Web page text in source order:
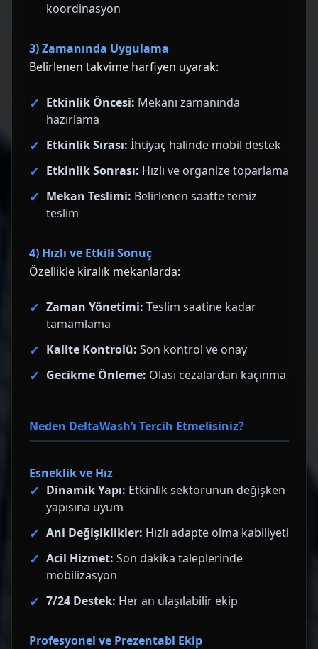
koordinasyon
3) Zamanında Uygulama
Belirlenen takvime harfiyen uyarak:
Etkinlik Öncesi: Mekanı zamanında
hazırlama
Etkinlik Sırası: İhtiyaç halinde mobil destek
Etkinlik Sonrası: Hızlı ve organize toparlama
Mekan Teslimi: Belirlenen saatte temiz
teslim
4) Hızlı ve Etkili Sonuç
Özellikle kiralık mekanlarda:
Zaman Yönetimi: Teslim saatine kadar
tamamlama
Kalite Kontrolü: Son kontrol ve onay
Gecikme Önleme: Olası cezalardan kaçınma
Neden DeltaWash’ı Tercih Etmelisiniz?
Esneklik ve Hız
Dinamik Yapı: Etkinlik sektörünün değişken
yapısına uyum
Ani Değişiklikler: Hızlı adapte olma kabiliyeti
Acil Hizmet: Son dakika taleplerinde
mobilizasyon
7/24 Destek: Her an ulaşılabilir ekip
Profesyonel ve Prezentabl Ekip